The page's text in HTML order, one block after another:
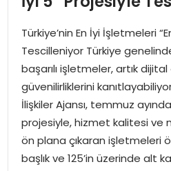
EKONOMI
MAGAZIN
SAĞLIK
SIYASET
Türkiye’nin En İyi İşletmeleri
Tescilleniyor Türkiye
başarılı işletmeler, artık
güvenilirliklerini
İlişkiler Ajansı, temmuz
projesiyle, hizmet kalitesi ve
ön plana çıkaran işletmeleri
başlık ve 125’in üzerinde alt